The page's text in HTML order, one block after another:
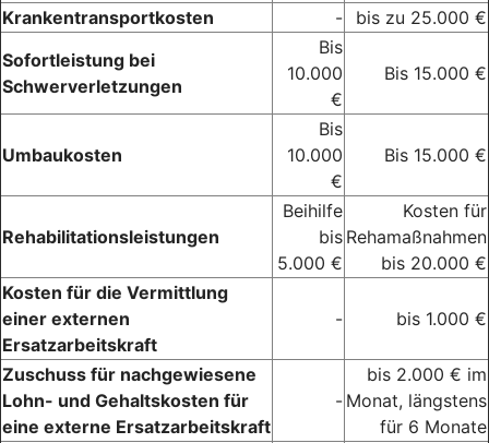
Krankentransportkosten
-
bis zu 25.000 €
Sofortleistung bei
Schwerverletzungen
Bis
10.000
€
Bis 15.000 €
Umbaukosten
Bis
10.000
€
Bis 15.000 €
Rehabilitationsleistungen
Beihilfe
bis
5.000 €
Kosten für
Rehamaßnahmen
bis 20.000 €
Kosten für die Vermittlung
einer externen
Ersatzarbeitskraft
- bis 1.000 €
Zuschuss für nachgewiesene
Lohn- und Gehaltskosten für
eine externe Ersatzarbeitskraft
-
bis 2.000 € im
Monat, längstens
für 6 Monate